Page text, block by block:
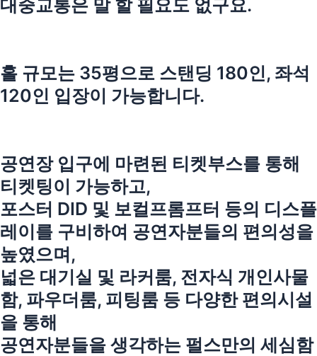
대중교통은 말 할 필요도 없구요.
홀 규모는 35평으로 스탠딩 180인, 좌석
120인 입장이 가능합니다.
공연장 입구에 마련된 티켓부스를 통해
티켓팅이 가능하고,
포스터 DID 및 보컬프롬프터 등의 디스플
레이를 구비하여 공연자분들의 편의성을
높였으며,
넓은 대기실 및 라커룸, 전자식 개인사물
함, 파우더룸, 피팅룸 등 다양한 편의시설
을 통해
공연자분들을 생각하는 펄스만의 세심함